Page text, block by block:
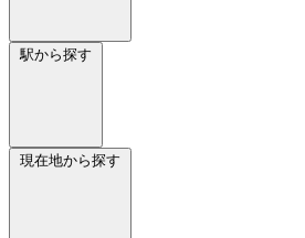
駅から探す
現在地から探す